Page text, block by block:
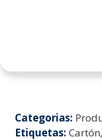
Categorias:
Etiquetas: